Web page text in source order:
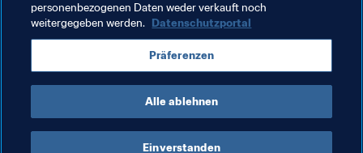
FIFA Beach-Soccer-Weltmeisterschaft Russland
2021™
Switzerland UEFA
personenbezogenen Daten weder verkauft noch
weitergegeben werden. Datenschutzportal
Präferenzen
Alle ablehnen
Einverstanden